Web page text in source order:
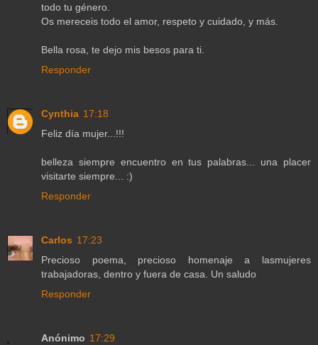
todo tu género.
Os mereceis todo el amor, respeto y cuidado, y más.
Bella rosa, te dejo mis besos para ti.
Responder
Cynthia 17:18
Feliz día mujer...!!!
belleza siempre encuentro en tus palabras... una placer
visitarte siempre... :)
Responder
Carlos 17:23
Precioso poema, precioso homenaje a lasmujeres
trabajadoras, dentro y fuera de casa. Un saludo
Responder
Anónimo 17:29